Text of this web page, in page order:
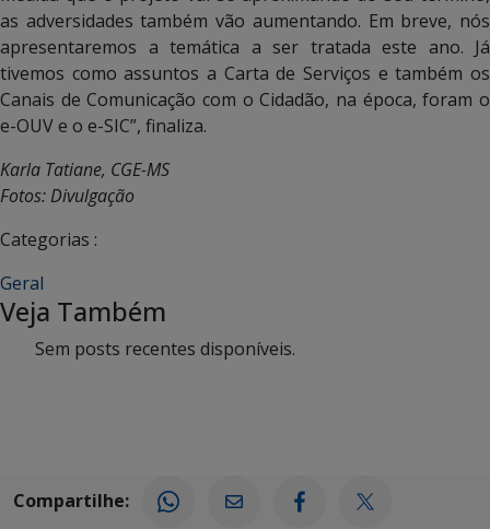
as adversidades também vão aumentando. Em breve, nós
apresentaremos a temática a ser tratada este ano. Já
tivemos como assuntos a Carta de Serviços e também os
Canais de Comunicação com o Cidadão, na época, foram o
e-OUV e o e-SIC”, finaliza.
Karla Tatiane, CGE-MS
Fotos: Divulgação
Categorias :
Geral
Veja Também
Sem posts recentes disponíveis.
Compartilhe: